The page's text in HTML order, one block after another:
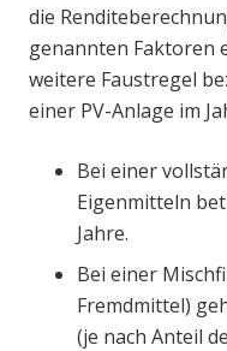
die
genannten Faktoren
weitere Faustregel
einer PV-Anlage im
Bei einer
Eigenmitteln
Jahre.
Bei einer
Fremdmittel)
(je nach Anteil